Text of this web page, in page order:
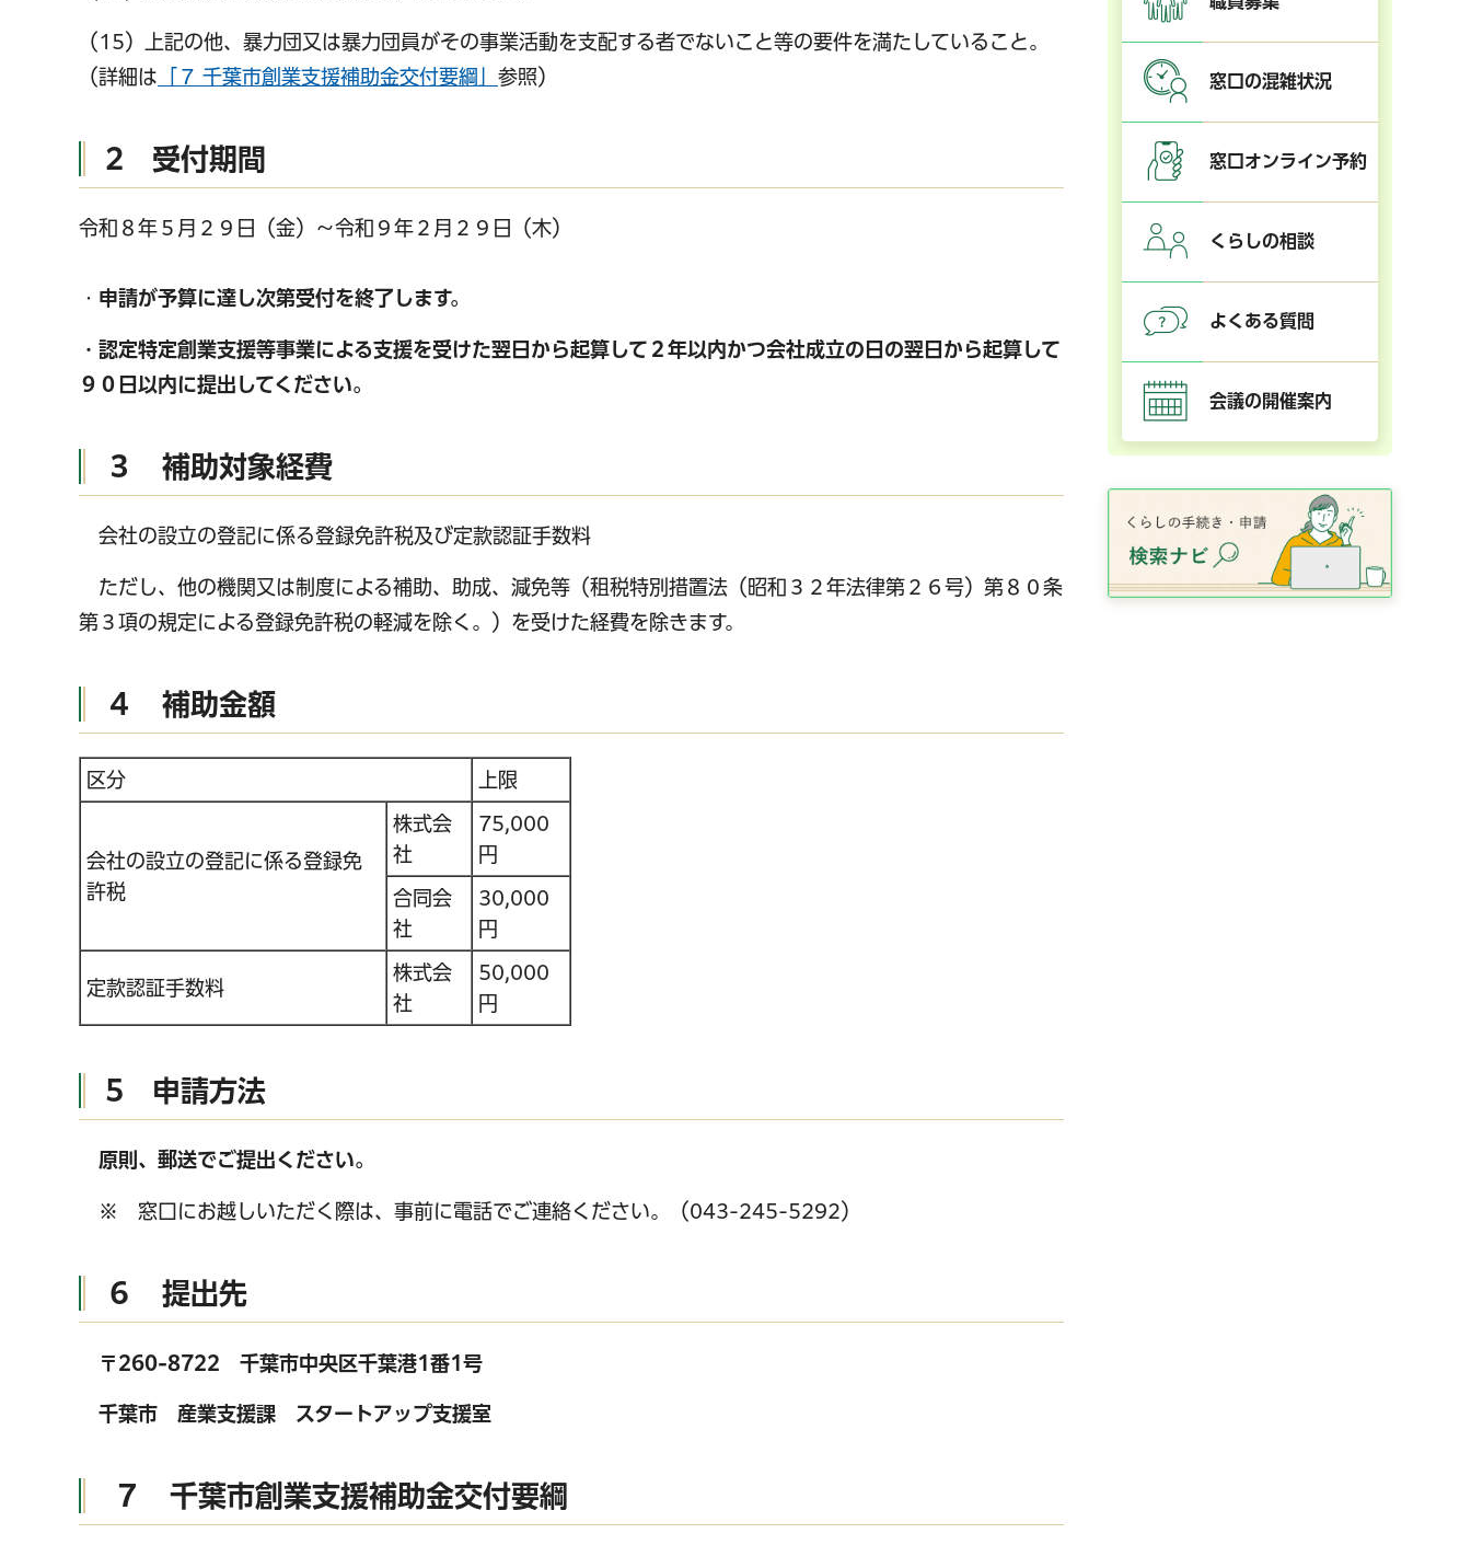
（15）上記の他、暴力団又は暴力団員がその事業活動を支配する者でないこと等の要件を満たしていること。
（詳細は 「７ 千葉市創業支援補助金交付要綱」 参照）
2 受付期間
令和８年５月２９日（金）～令和９年２月２９日（木）
・ 申請が予算に達し次第受付を終了します。
・認定特定創業支援等事業による支援を受けた翌日から起算して２年以内かつ会社成立の日の翌日から起算して
９０日以内に提出してください。
３ 補助対象経費
会社の設立の登記に係る登録免許税及び定款認証手数料
ただし、他の機関又は制度による補助、助成、減免等（租税特別措置法（昭和３２年法律第２６号）第８０条
第３項の規定による登録免許税の軽減を除く。）を受けた経費を除きます。
４ 補助金額
区分 上限
会社の設立の登記に係る登録免
許税
株式会
社
75,000
円
合同会
社
30,000
円
定款認証手数料
株式会
社
50,000
円
5 申請方法
原則、郵送でご提出ください。
※ 窓口にお越しいただく際は、事前に電話でご連絡ください。（043-245-5292）
６ 提出先
〒260-8722 千葉市中央区千葉港1番1号
千葉市 産業支援課 スタートアップ支援室
７ 千葉市創業支援補助金交付要綱
窓口の混雑状況
窓口オンライン予約
くらしの相談
よくある質問
会議の開催案内